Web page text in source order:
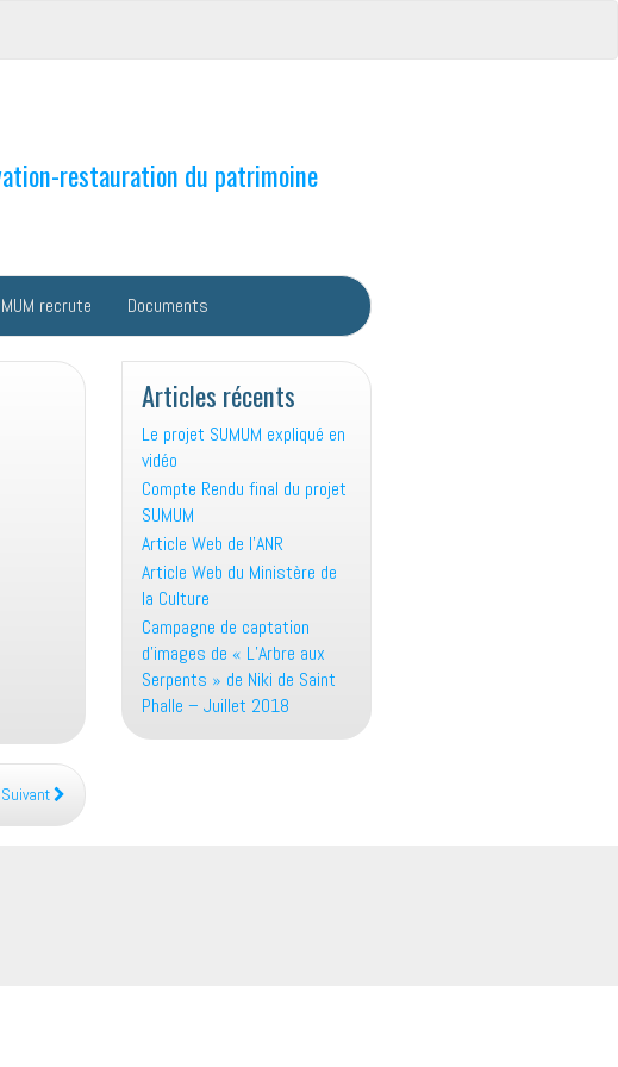
restauration du patrimoine
recrute Documents
Suivant
Articles récents
Le projet SUMUM expliqué en
vidéo
Compte Rendu final du projet
SUMUM
Article Web de l’ANR
Article Web du Ministère de
la Culture
Campagne de captation
d’images de « L’Arbre aux
Serpents » de Niki de Saint
Phalle – Juillet 2018